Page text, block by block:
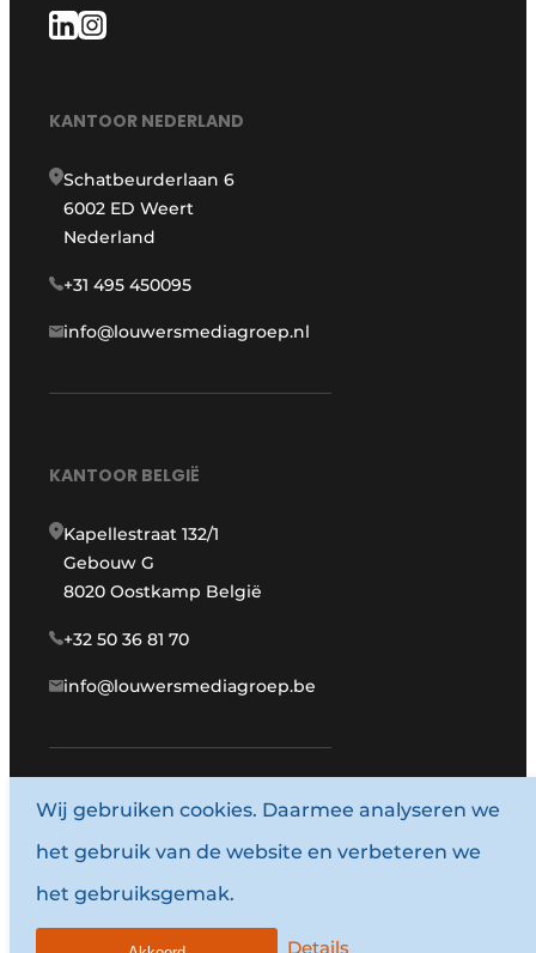
KANTOOR NEDERLAND
Schatbeurderlaan 6
6002 ED Weert
Nederland
+31 495 450095
info@louwersmediagroep.nl
KANTOOR BELGIË
Kapellestraat 132/1
Gebouw G
8020 Oostkamp België
+32 50 36 81 70
info@louwersmediagroep.be
www.louwersmediagroep.com
© 1987 - 2026 Louwersmediagroep.
Algemene voorwaarden
Wij gebruiken cookies. Daarmee analyseren we
het gebruik van de website en verbeteren we
het gebruiksgemak.
Details